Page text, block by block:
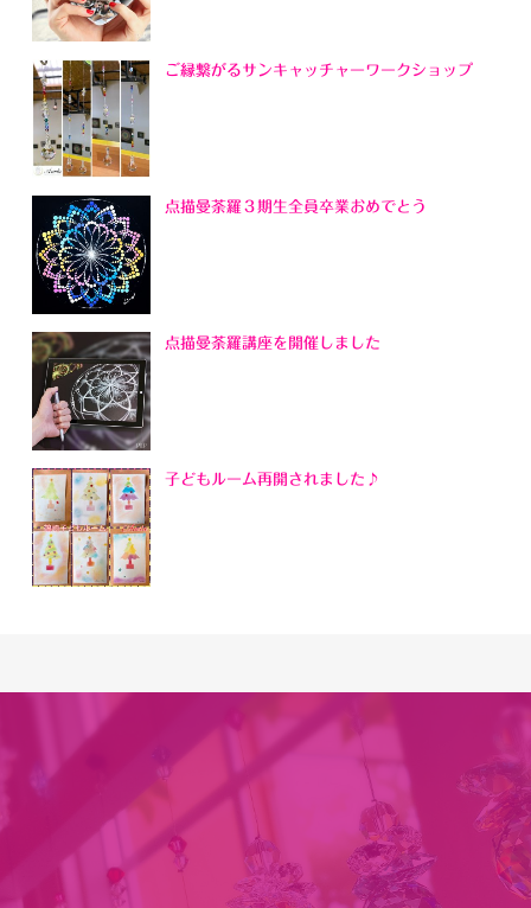
ご縁繋がるサンキャッチャーワークショップ
点描曼荼羅３期生全員卒業おめでとう
点描曼荼羅講座を開催しました
子どもルーム再開されました♪